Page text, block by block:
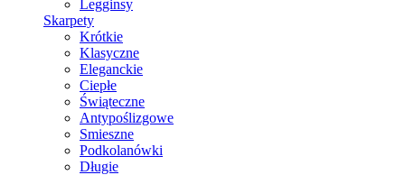
Legginsy
Skarpety
Krótkie
Klasyczne
Eleganckie
Ciepłe
Świąteczne
Antypoślizgowe
Smieszne
Podkolanówki
Długie